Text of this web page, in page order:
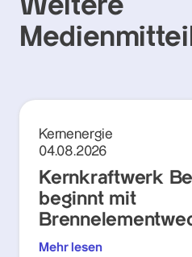
Weitere
Kernenergie
04.08.2026
Kernkraftwerk
beginnt mit
Mehr lesen